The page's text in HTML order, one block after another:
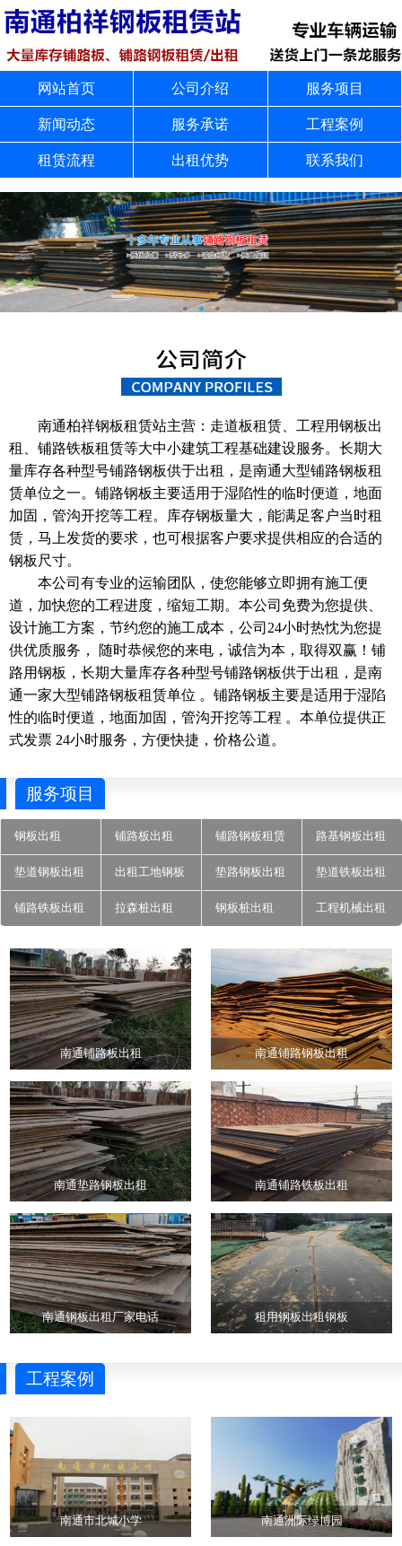
网站首页 公司介绍 服务项目
新闻动态 服务承诺 工程案例
租赁流程 出租优势 联系我们
南通柏祥钢板租赁站主营：走道板租赁、工程用钢板出
租、铺路铁板租赁等大中小建筑工程基础建设服务。长期大
量库存各种型号铺路钢板供于出租，是南通大型铺路钢板租
赁单位之一。铺路钢板主要适用于湿陷性的临时便道，地面
加固，管沟开挖等工程。库存钢板量大，能满足客户当时租
赁，马上发货的要求，也可根据客户要求提供相应的合适的
钢板尺寸。
本公司有专业的运输团队，使您能够立即拥有施工便
道，加快您的工程进度，缩短工期。本公司免费为您提供、
设计施工方案，节约您的施工成本，公司24小时热忱为您提
供优质服务， 随时恭候您的来电，诚信为本，取得双赢！铺
路用钢板，长期大量库存各种型号铺路钢板供于出租，是南
通一家大型铺路钢板租赁单位 。铺路钢板主要是适用于湿陷
性的临时便道，地面加固，管沟开挖等工程 。本单位提供正
式发票 24小时服务，方便快捷，价格公道。
服务项目
钢板出租 铺路板出租 铺路钢板租赁 路基钢板出租
垫道钢板出租 出租工地钢板 垫路钢板出租 垫道铁板出租
铺路铁板出租 拉森桩出租 钢板桩出租 工程机械出租
南通铺路板出租 南通铺路钢板出租
南通垫路钢板出租 南通铺路铁板出租
南通钢板出租厂家电话 租用钢板出租钢板
工程案例
南通市北城小学 南通洲际绿博园